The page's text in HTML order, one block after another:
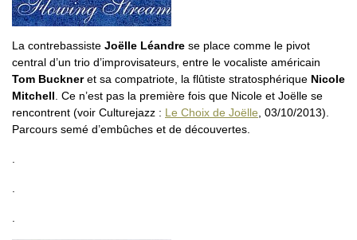
La contrebassiste Joëlle Léandre se place comme le pivot
central d’un trio d’improvisateurs, entre le vocaliste américain
Tom Buckneret sa compatriote, la flûtiste stratosphérique Nicole
Mitchell . Ce n’est pas la première fois que Nicole et Joëlle se
rencontrent (voir Culturejazz : Le Choix de Joëlle , 03/10/2013).
Parcours semé d’embûches et de découvertes.